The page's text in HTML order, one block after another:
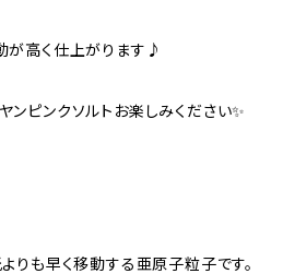
が高く仕上がります♪
ピンクソルトお楽しみください✨
りも早く移動する亜原子粒子です。